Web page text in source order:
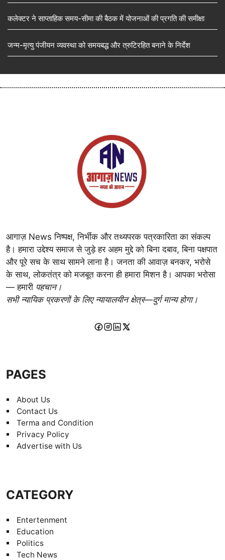
कलेक्टर ने साप्ताहिक समय-सीमा की बैठक में योजनाओं की प्रगति की समीक्षा
जन्म-मृत्यु पंजीयन व्यवस्था को समयबद्ध और त्रुटिरहित बनाने के निर्देश
आगाज़ News निष्पक्ष, निर्भीक और तथ्यपरक पत्रकारिता का संकल्प
है। हमारा उद्देश्य समाज से जुड़े हर अहम मुद्दे को बिना दबाव, बिना पक्षपात
और पूरे सच के साथ सामने लाना है। जनता की आवाज़ बनकर, भरोसे
के साथ, लोकतंत्र को मजबूत करना ही हमारा मिशन है। आपका भरोसा
— हमारी पहचान।
सभी न्यायिक प्रकरणों के लिए न्यायालयीन क्षेत्र—दुर्ग मान्य होगा।
PAGES
About Us
Contact Us
Terma and Condition
Privacy Policy
Advertise with Us
CATEGORY
Entertenment
Education
Politics
Tech News